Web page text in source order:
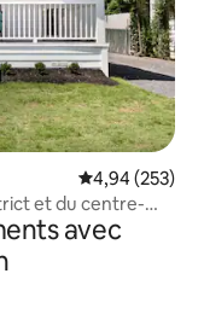
Évaluation
4,94 (253)
et du centre-
avec